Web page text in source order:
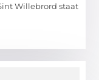
Willebrord staat